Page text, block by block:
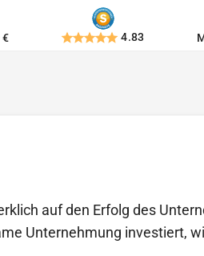
€ 4.83
auf den Erfolg des
Unternehmung investiert,